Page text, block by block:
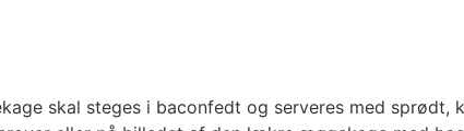
skal steges i baconfedt og serveres med sprødt,